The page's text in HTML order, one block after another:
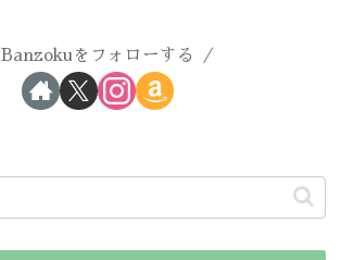
Banzokuをフォローする